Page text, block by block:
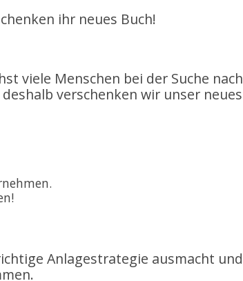
ihr neues Buch!
viele Menschen bei der Suche nach
verschenken wir unser neues
Anlagestrategie ausmacht und